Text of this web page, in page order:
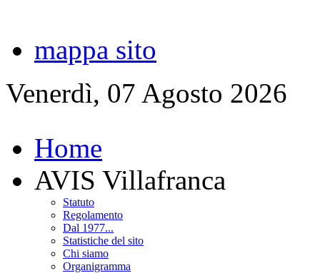
mappa sito
Venerdì, 07 Agosto 2026
Home
AVIS Villafranca
Statuto
Regolamento
Dal 1977...
Statistiche del sito
Chi siamo
Organigramma